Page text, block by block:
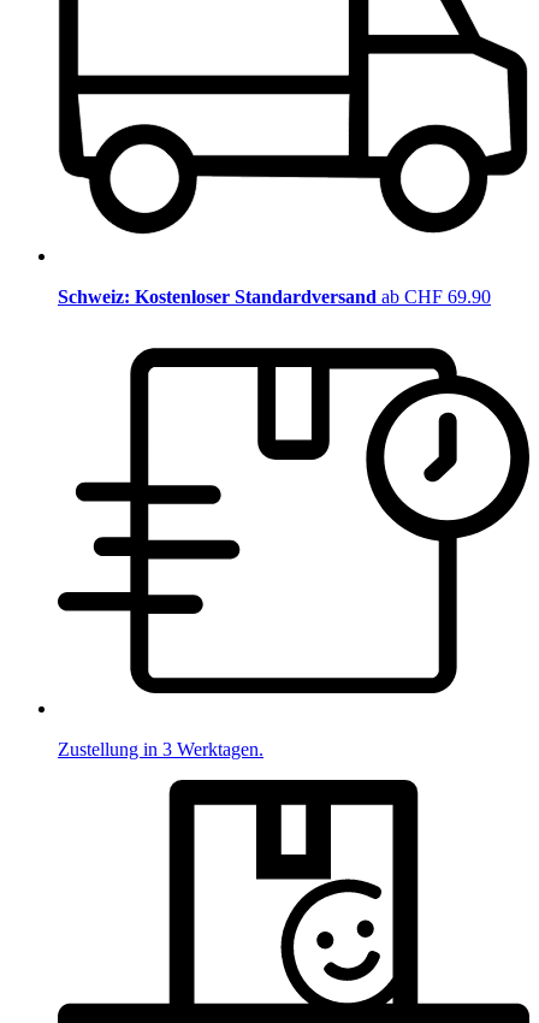
Schweiz: Kostenloser Standardversand ab CHF 69.90
Zustellung in 3 Werktagen.